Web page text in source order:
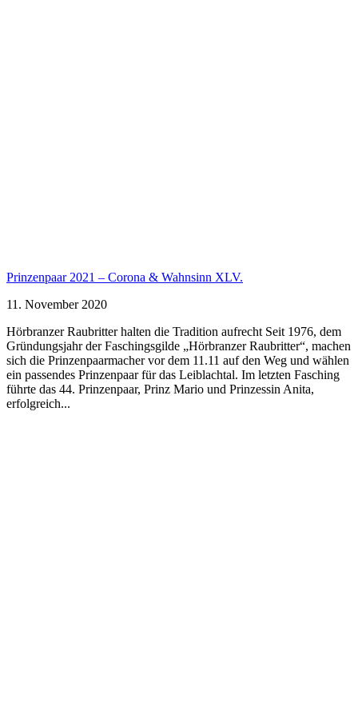
Prinzenpaar 2021 – Corona & Wahnsinn XLV.
11. November 2020
Hörbranzer Raubritter halten die Tradition aufrecht Seit 1976, dem
Gründungsjahr der Faschingsgilde „Hörbranzer Raubritter“, machen
sich die Prinzenpaarmacher vor dem 11.11 auf den Weg und wählen
ein passendes Prinzenpaar für das Leiblachtal. Im letzten Fasching
führte das 44. Prinzenpaar, Prinz Mario und Prinzessin Anita,
erfolgreich...